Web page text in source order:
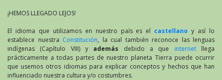
¡HEMOS LLEGADO LEJOS!
El idioma que utilizamos en nuestro país es el castellano y así lo
establece nuestra Constitución, la cual también reconoce las lenguas
indígenas (Capítulo VIII) y además debido a que internetllega
prácticamente a todas partes de nuestro planeta Tierra puede ocurrir
que usemos otros idiomas para explicar conceptos y hechos que han
influenciado nuestra cultura y/o costumbres.